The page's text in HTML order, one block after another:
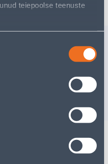
teiepoolse teenuste
117 .20 €